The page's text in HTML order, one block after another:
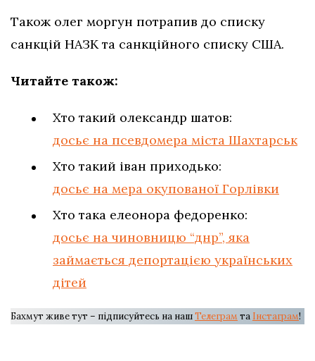
Також олег моргун потрапив до списку
санкцій НАЗК та санкційного списку США.
Читайте також:
Хто такий олександр шатов:
досьє на псевдомера міста Шахтарськ
Хто такий іван приходько:
досьє на мера окупованої Горлівки
Хто така елеонора федоренко:
досьє на чиновницю “днр”, яка
займається депортацією українських
дітей
Бахмут живе тут – підписуйтесь на нашТелеграм та Інстаграм!